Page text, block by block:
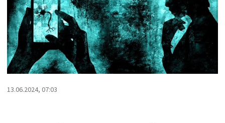
13.06.2024, 07:03